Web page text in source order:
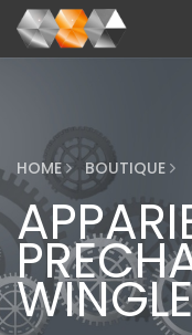
HOME BOUTIQUE